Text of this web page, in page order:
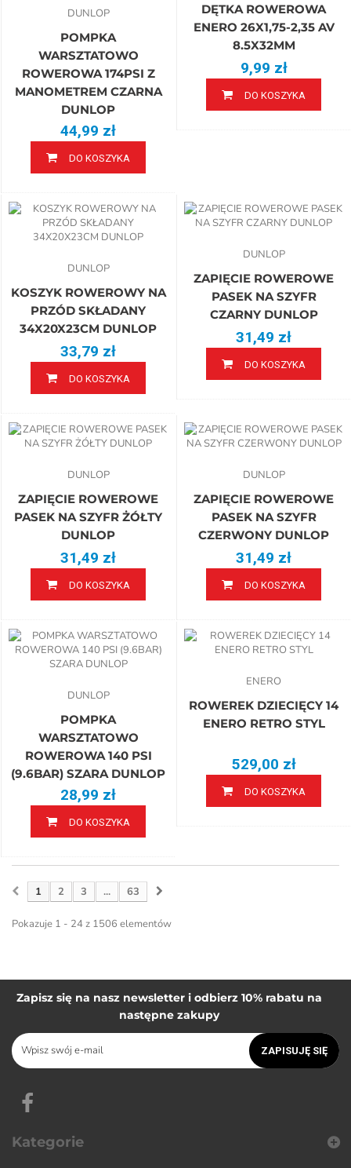
DUNLOP
POMPKA
WARSZTATOWO
ROWEROWA 174PSI Z
MANOMETREM CZARNA
DUNLOP
44,99 zł
DO KOSZYKA
DĘTKA ROWEROWA
ENERO 26X1,75-2,35 AV
8.5X32MM
9,99 zł
DO KOSZYKA
DUNLOP
KOSZYK ROWEROWY NA
PRZÓD SKŁADANY
34X20X23CM DUNLOP
33,79 zł
DO KOSZYKA
DUNLOP
ZAPIĘCIE ROWEROWE
PASEK NA SZYFR
CZARNY DUNLOP
31,49 zł
DO KOSZYKA
DUNLOP
ZAPIĘCIE ROWEROWE
PASEK NA SZYFR ŻÓŁTY
DUNLOP
31,49 zł
DO KOSZYKA
DUNLOP
ZAPIĘCIE ROWEROWE
PASEK NA SZYFR
CZERWONY DUNLOP
31,49 zł
DO KOSZYKA
DUNLOP
POMPKA
WARSZTATOWO
ROWEROWA 140 PSI
(9.6BAR) SZARA DUNLOP
28,99 zł
DO KOSZYKA
ENERO
ROWEREK DZIECIĘCY 14
ENERO RETRO STYL
529,00 zł
DO KOSZYKA
1 2 3 ... 63
Pokazuje 1 - 24 z 1506 elementów
Zapisz się na nasz newsletter i odbierz 10% rabatu na
następne zakupy
ZAPISUJĘ SIĘ
Kategorie